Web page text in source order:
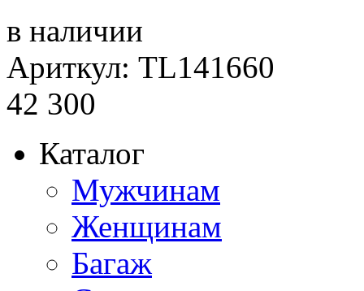
в наличии
Ариткул: TL141660
42 300
Каталог
Мужчинам
Женщинам
Багаж